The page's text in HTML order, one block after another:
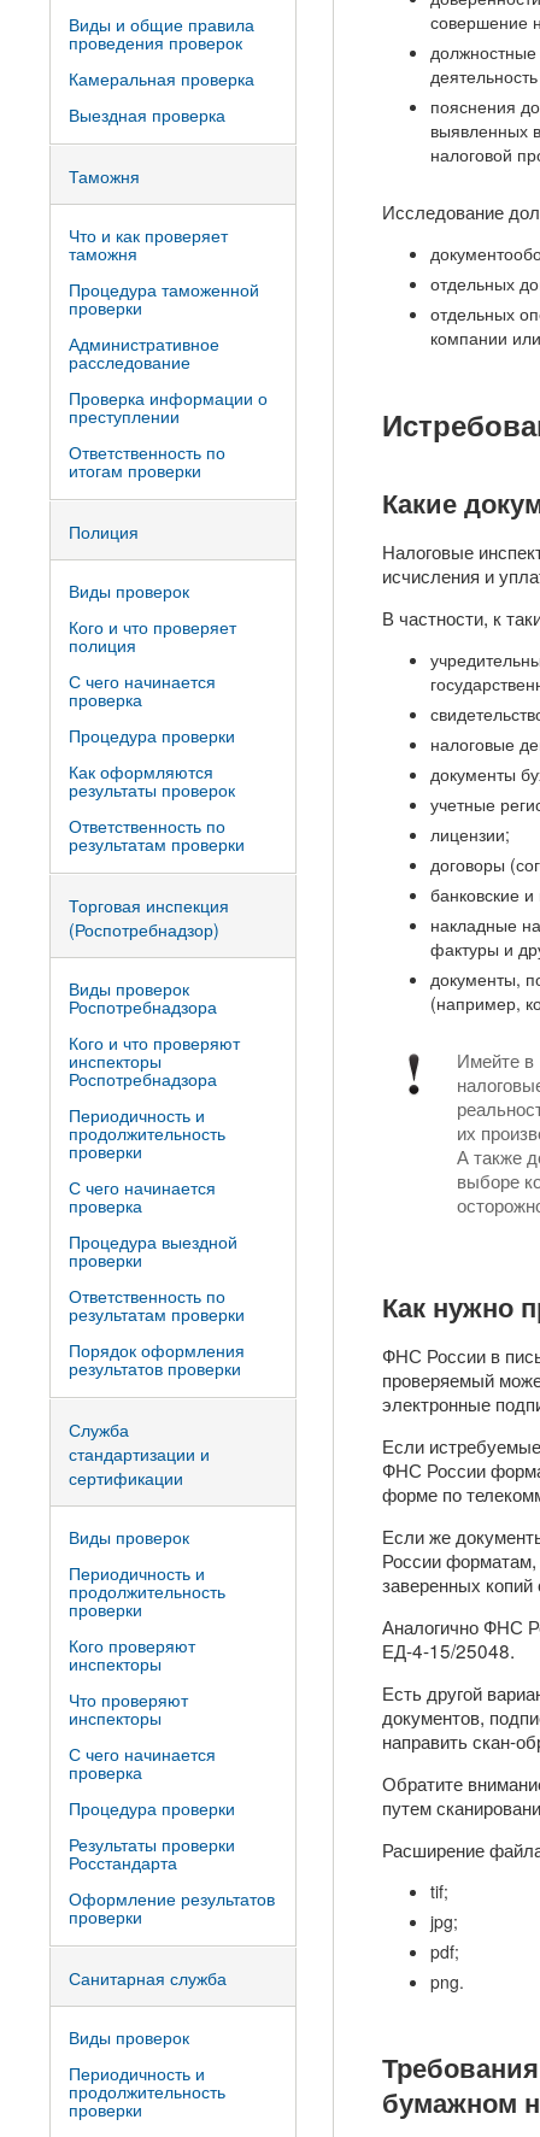
совершение
должностные
пояснения
выявленных
налоговой
Исследование
отдельных
отдельных
компании
Какие
Налоговые
исчисления и
В частности, к
налоговые
документы
учетные
лицензии;
договоры
банковские
накладные
фактуры и
документы,
(например,
Имейте в
их
А также
выборе
Как нужно
ФНС России в
проверяемый
электронные
Если
ФНС России
форме по
Если же
России форматам,
заверенных
Аналогично ФНС
ЕД-4-15/25048.
Есть другой
документов,
направить скан-
Обратите
путем
Расширение
tif;
jpg;
pdf;
png.
бумажном
Виды и общие правила
проведения проверок
Камеральная проверка
Выездная проверка
Таможня
Что и как проверяет
таможня
Процедура таможенной
проверки
Административное
расследование
Проверка информации о
преступлении
Ответственность по
итогам проверки
Полиция
Виды проверок
Кого и что проверяет
полиция
С чего начинается
проверка
Процедура проверки
Как оформляются
результаты проверок
Ответственность по
результатам проверки
Торговая инспекция
(Роспотребнадзор)
Виды проверок
Роспотребнадзора
Кого и что проверяют
инспекторы
Роспотребнадзора
Периодичность и
продолжительность
проверки
С чего начинается
проверка
Процедура выездной
проверки
Ответственность по
результатам проверки
Порядок оформления
результатов проверки
Служба
стандартизации и
сертификации
Виды проверок
Периодичность и
продолжительность
проверки
Кого проверяют
инспекторы
Что проверяют
инспекторы
С чего начинается
проверка
Процедура проверки
Результаты проверки
Росстандарта
Оформление результатов
проверки
Санитарная служба
Виды проверок
Периодичность и
продолжительность
проверки